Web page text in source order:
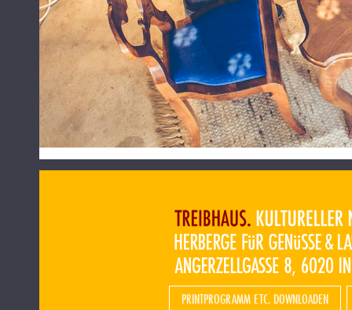
PRINTPROGRAMM ETC. DOWNLOADEN